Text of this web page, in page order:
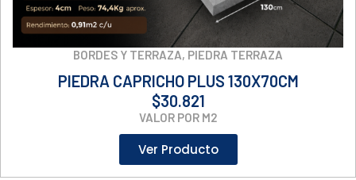
BORDES Y TERRAZA, PIEDRA TERRAZA
PIEDRA CAPRICHO PLUS 130X70CM
$30.821
VALOR POR M2
Ver Producto